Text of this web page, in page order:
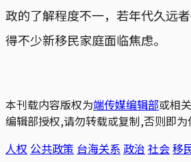
政的了解程度不一，若年代久远
得不少新移民家庭面临焦虑。
本刊载内容版权为端传媒编辑部或相
编辑部授权,请勿转载或复制,否则即为
人权 公共政策 台海关系 政治 社会移